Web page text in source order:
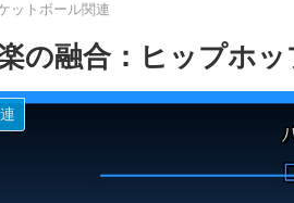
ットボール関連
の融合：ヒップホ